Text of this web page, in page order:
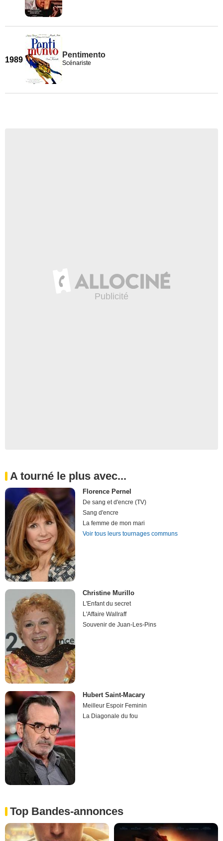
1989
Pentimento
Scénariste
A tourné le plus avec...
Florence Pernel
De sang et d'encre (TV)
Sang d'encre
La femme de mon mari
Voir tous leurs tournages communs
Christine Murillo
L'Enfant du secret
L'Affaire Wallraff
Souvenir de Juan-Les-Pins
Hubert Saint-Macary
Meilleur Espoir Feminin
La Diagonale du fou
Top Bandes-annonces